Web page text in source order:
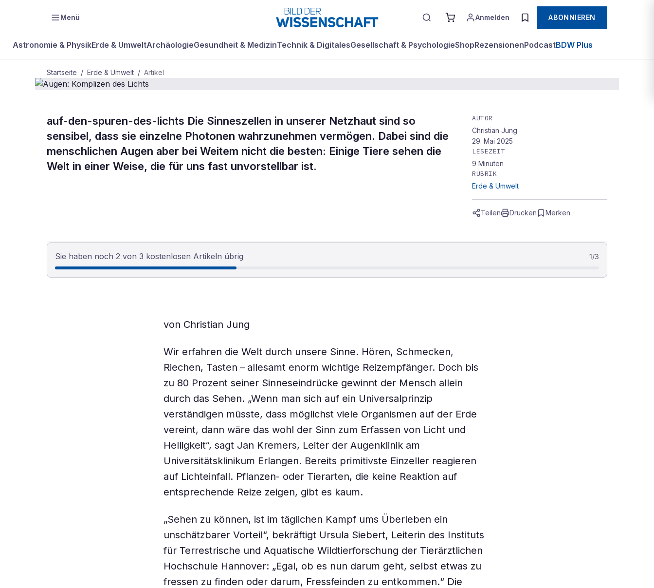
Menü Anmelden ABONNIEREN
Astronomie & PhysikErde & UmweltArchäologieGesundheit & MedizinTechnik & DigitalesGesellschaft & PsychologieShopRezensionenPodcastBDW Plus
Startseite / Erde & Umwelt / Artikel
BDW PlusERDE & UMWELT
Augen: Komplizen des
Lichts
auf-den-spuren-des-lichts Die Sinneszellen in unserer Netzhaut sind so
sensibel, dass sie einzelne Photonen wahrzunehmen vermögen. Dabei sind die
menschlichen Augen aber bei Weitem nicht die besten: Einige Tiere sehen die
Welt in einer Weise, die für uns fast unvorstellbar ist.
AUTOR
Christian Jung
29. Mai 2025
LESEZEIT
9 Minuten
RUBRIK
Erde & Umwelt
Teilen Drucken Merken
Sie haben noch 2 von 3 kostenlosen Artikeln übrig 1/3
von Christian Jung
Wir erfahren die Welt durch unsere Sinne. Hören, Schmecken,
Riechen, Tasten – allesamt enorm wichtige Reizempfänger. Doch bis
zu 80 Prozent seiner Sinneseindrücke gewinnt der Mensch allein
durch das Sehen. „Wenn man sich auf ein Universalprinzip
verständigen müsste, dass möglichst viele Organismen auf der Erde
vereint, dann wäre das wohl der Sinn zum Erfassen von Licht und
Helligkeit“, sagt Jan Kremers, Leiter der Augenklinik am
Universitätsklinikum Erlangen. Bereits primitivste Einzeller reagieren
auf Lichteinfall. Pflanzen- oder Tierarten, die keine Reaktion auf
entsprechende Reize zeigen, gibt es kaum.
„Sehen zu können, ist im täglichen Kampf ums Überleben ein
unschätzbarer Vorteil“, bekräftigt Ursula Siebert, Leiterin des Instituts
für Terrestrische und Aquatische Wildtierforschung der Tierärztlichen
Hochschule Hannover: „Egal, ob es nun darum geht, selbst etwas zu
fressen zu finden oder darum, Fressfeinden zu entkommen.“ Die